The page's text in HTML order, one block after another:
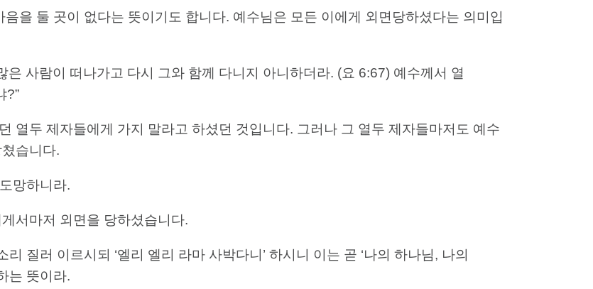
을 둘 곳이 없다는 뜻이기도 합니다. 예수님은 모든 이에게 외면당하셨다는 의미입
은 사람이 떠나가고 다시 그와 함께 다니지 아니하더라. (요 6:67) 예수께서 열
?”
열두 제자들에게 가지 말라고 하셨던 것입니다. 그러나 그 열두 제자들마저도 예수
습니다.
망하니라.
서마저 외면을 당하셨습니다.
질러 이르시되 ‘엘리 엘리 라마 사박다니’ 하시니 이는 곧 ‘나의 하나님, 나의
는 뜻이라.